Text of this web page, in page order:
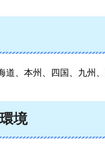
道、本州、四国、九州
境